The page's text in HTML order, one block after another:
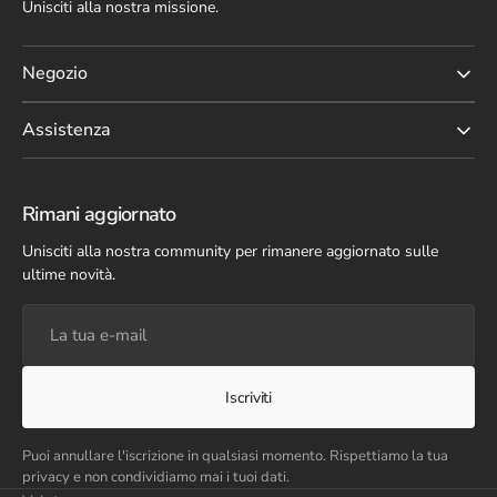
Unisciti alla nostra missione.
Negozio
Assistenza
Rimani aggiornato
Unisciti alla nostra community per rimanere aggiornato sulle
ultime novità.
e-
Iscriviti
Puoi annullare l'iscrizione in qualsiasi momento. Rispettiamo la tua
privacy e non condividiamo mai i tuoi dati.